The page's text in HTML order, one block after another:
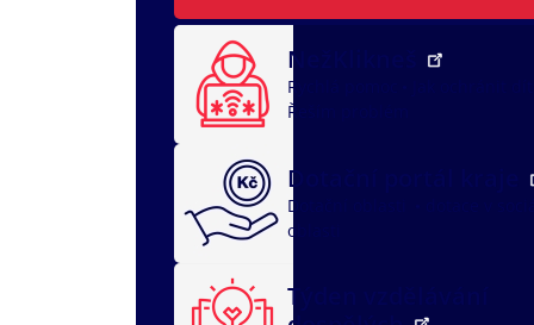
NežKlikneš
Rychlá pomoc
Řeším problém
Dotační portál kraje
Dotační oblasti
oblasti
Týden vzdělávání